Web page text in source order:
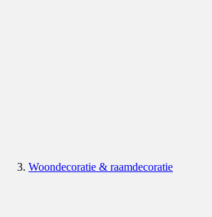
Woondecoratie & raamdecoratie